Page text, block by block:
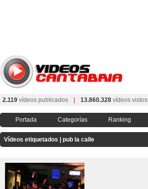
2.119 vídeos publicados 13.860.328 vídeos vistos
Portada Categorías Ranking
Vídeos etiquetados | pub la calle